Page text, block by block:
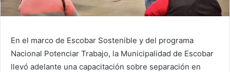
En el marco de Escobar Sostenible y del programa
Nacional Potenciar Trabajo, la Municipalidad de Escobar
llevó adelante una capacitación sobre separación en